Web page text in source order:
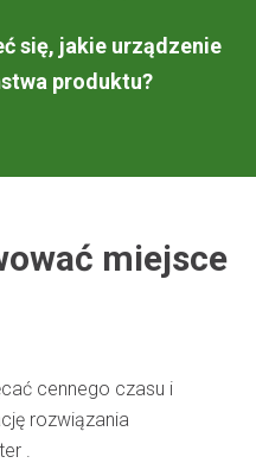
się, jakie urządzenie
produktu?
miejsce
cennego czasu i
rozwiązania
.